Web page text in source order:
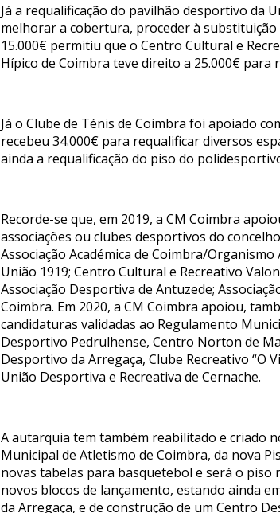
Já a requalificação do pavilhão desportivo da
melhorar a cobertura, proceder à
15.000€ permitiu que o Centro Cultural e
Hípico de Coimbra teve direito a 25.000€
Já o Clube de Ténis de Coimbra foi apoiado
recebeu 34.000€ para requalificar diversos
ainda a requalificação do piso do
Recorde-se que, em 2019, a CM Coimbra
associações ou clubes desportivos do
Associação Académica de Coimbra/
União 1919; Centro Cultural e Recreativo
Associação Desportiva de Antuzede;
Coimbra. Em 2020, a CM Coimbra apoiou,
candidaturas validadas ao Regulamento
Desportivo Pedrulhense, Centro Norton de
Desportivo da Arregaça, Clube Recreativo “O
União Desportiva e Recreativa de Cernache.
A autarquia tem também reabilitado e criado
Municipal de Atletismo de Coimbra, da nova
novas tabelas para basquetebol e será o piso
novos blocos de lançamento, estando ainda
da Arregaça, e de construção de um Centro